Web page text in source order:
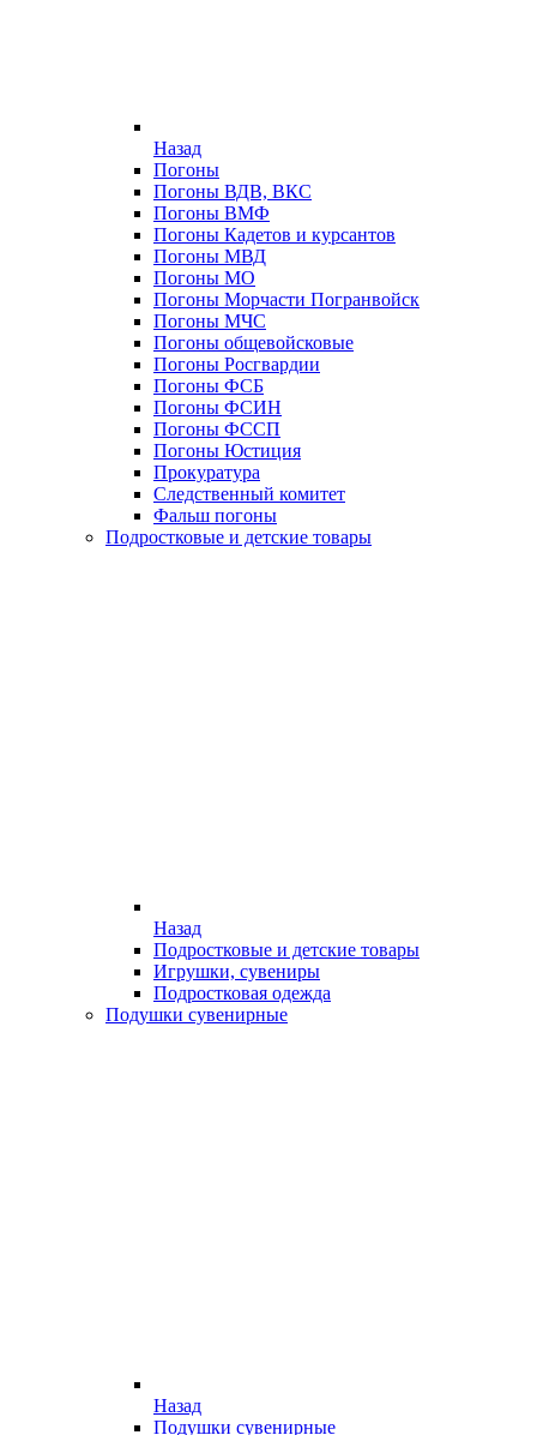
Назад
Погоны
Погоны ВДВ, ВКС
Погоны ВМФ
Погоны Кадетов и курсантов
Погоны МВД
Погоны МО
Погоны Морчасти Погранвойск
Погоны МЧС
Погоны общевойсковые
Погоны Росгвардии
Погоны ФСБ
Погоны ФСИН
Погоны ФССП
Погоны Юстиция
Прокуратура
Следственный комитет
Фальш погоны
Подростковые и детские товары
Назад
Подростковые и детские товары
Игрушки, сувениры
Подростковая одежда
Подушки сувенирные
Назад
Подушки сувенирные